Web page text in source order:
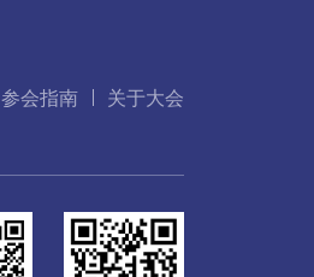
参会指南 关于大会